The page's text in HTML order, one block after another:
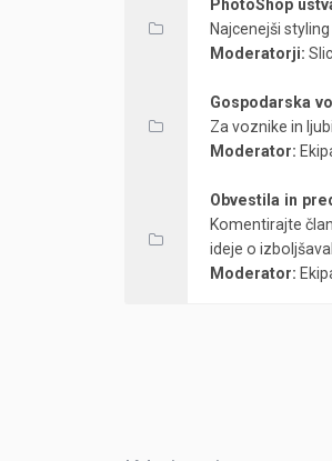
PhotoShop
Najcenejši styling
Moderatorji:
Gospodarska
Za voznike in
Moderator:
Obvestila in
Komentirajte
ideje o
Moderator: